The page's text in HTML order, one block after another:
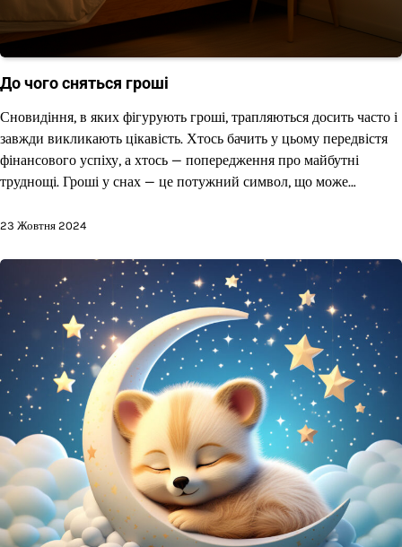
До чого сняться гроші
Сновидіння, в яких фігурують гроші, трапляються досить часто і
завжди викликають цікавість. Хтось бачить у цьому передвістя
фінансового успіху, а хтось — попередження про майбутні
труднощі. Гроші у снах — це потужний символ, що може…
23 Жовтня 2024